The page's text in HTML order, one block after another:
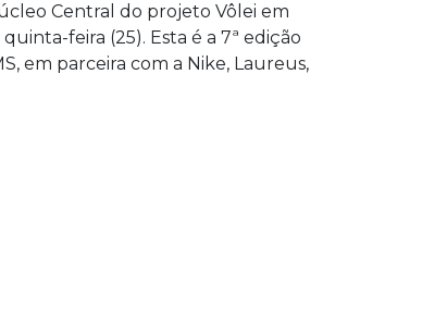
Central do projeto Vôlei em
feira (25). Esta é a 7ª edição
em parceira com a Nike, Laureus,